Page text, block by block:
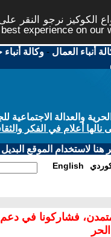
نرجو النقر
experience on our
أنباء العمال -وكالة
والعدالة الاجتماعية
أعلام في الفكر
لاستخدام الموقع البديل
English
فشاركونا في دعم